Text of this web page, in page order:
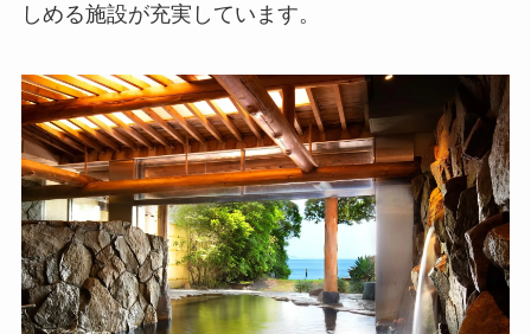
しめる施設が充実しています。